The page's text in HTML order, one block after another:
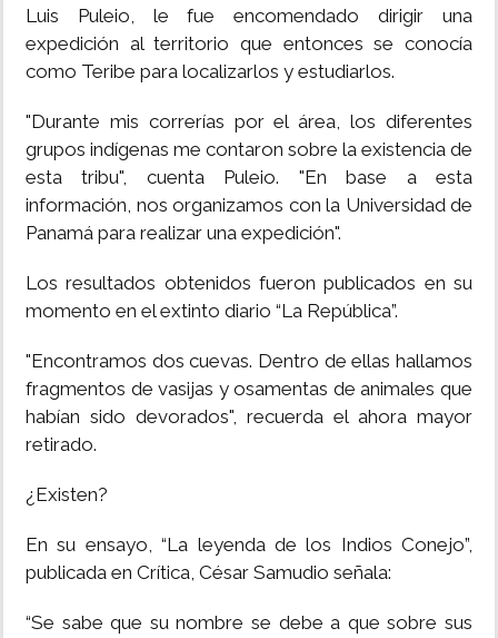
Luis Puleio, le fue encomendado dirigir una
expedición al territorio que entonces se conocía
como Teribe para localizarlos y estudiarlos.
"Durante mis correrías por el área, los diferentes
grupos indígenas me contaron sobre la existencia de
esta tribu", cuenta Puleio. "En base a esta
información, nos organizamos con la Universidad de
Panamá para realizar una expedición".
Los resultados obtenidos fueron publicados en su
momento en el extinto diario “La República”.
"Encontramos dos cuevas. Dentro de ellas hallamos
fragmentos de vasijas y osamentas de animales que
habían sido devorados", recuerda el ahora mayor
retirado.
¿Existen?
En su ensayo, “La leyenda de los Indios Conejo”,
publicada en Crítica, César Samudio señala:
“Se sabe que su nombre se debe a que sobre sus